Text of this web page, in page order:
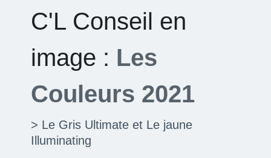
C'L Conseil en
image : Les
Couleurs 2021
> Le Gris Ultimate et Le jaune
Illuminating